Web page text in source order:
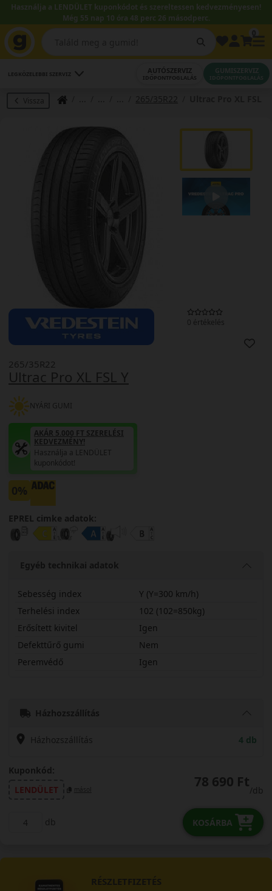
Használja a LENDÜLET kuponkódot és szereltessen kedvezményesen!
Még 55 nap 10 óra 48 perc 25 másodperc.
LEGKÖZELEBBI SZERVIZ AUTÓSZERVIZ
IDŐPONTFOGLALÁS
GUMISZERVIZ
IDŐPONTFOGLALÁS
Vissza 265/35R22
0 értékelés
Ultrac Pro XL FSL Y
265/35R22
NYÁRI GUMI
AKÁR 5.000 FT SZERELÉSI
KEDVEZMÉNY!
Használja a LENDÜLET
kuponkódot!
0%
EPREL cimke adatok:
Egyéb technikai adatok
Sebesség index
Y (Y=300 km/h)
Terhelési index
102 (102=850kg)
Erősített kivitel
Igen
Defekttűrő gumi
Nem
Peremvédő
Igen
Házhozszállítás
Házhozszállítás 4 db
Kuponkód:
LENDÜLET
másol 78 690 Ft
/db
db KOSÁRBA
RÉSZLETFIZETÉS